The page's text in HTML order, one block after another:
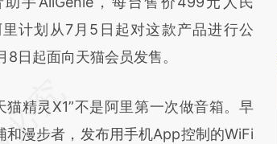
计划从7月5日起对这款产品进行公
8日起面向天猫会员发售。
精灵X1”不是阿里第一次做音箱。早
漫步者，发布用手机App控制的WiFi